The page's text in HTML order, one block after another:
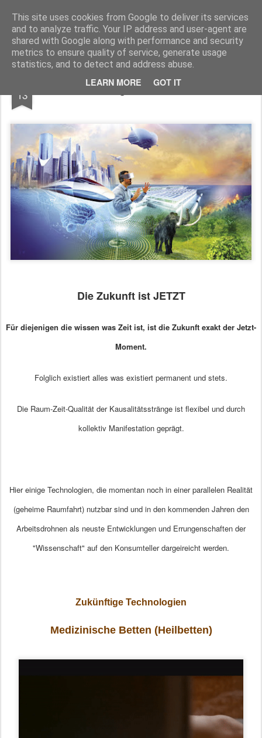
This site uses cookies from Google to deliver its services
and to analyze traffic. Your IP address and user-agent are
shared with Google along with performance and security
metrics to ensure quality of service, generate usage
statistics, and to detect and address abuse.
LEARN MORE GOT IT
Freigeist - ReHU - Forum Institut für Grenzwissenschaften - Spiritualität - Zukunftsforschung - Einheit
Pages
13 Technolgien der "Zukunft"
Die Zukunft ist JETZT
Für diejenigen die wissen was Zeit ist, ist die Zukunft exakt der Jetzt-
Moment.
Folglich existiert alles was existiert permanent und stets.
Die Raum-Zeit-Qualität der Kausalitätsstränge ist flexibel und durch
kollektiv Manifestation geprägt.
Hier einige Technologien, die momentan noch in einer parallelen Realität
(geheime Raumfahrt) nutzbar sind und in den kommenden Jahren den
Arbeitsdrohnen als neuste Entwicklungen und Errungenschaften der
"Wissenschaft" auf den Konsumteller dargeireicht werden.
Zukünftige Technologien
Medizinische Betten (Heilbetten)